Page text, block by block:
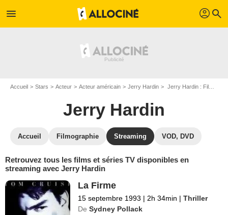
menu profil search
Accueil Stars Acteur Acteur américain Jerry Hardin Jerry Hardin : Films et séries online
Jerry Hardin
Accueil Filmographie Streaming VOD, DVD
Retrouvez tous les films et séries TV disponibles en
streaming avec Jerry Hardin
La Firme
15 septembre 1993 | 2h 34min | Thriller
De Sydney Pollack